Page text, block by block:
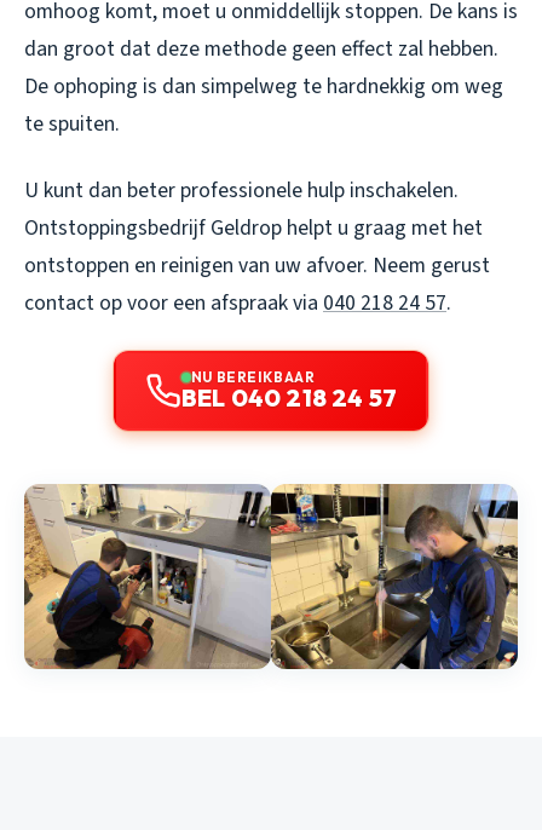
omhoog komt, moet u onmiddellijk stoppen. De kans is
dan groot dat deze methode geen effect zal hebben.
De ophoping is dan simpelweg te hardnekkig om weg
te spuiten.
U kunt dan beter professionele hulp inschakelen.
Ontstoppingsbedrijf Geldrop helpt u graag met het
ontstoppen en reinigen van uw afvoer. Neem gerust
contact op voor een afspraak via 040 218 24 57.
NU BEREIKBAAR
BEL 040 218 24 57